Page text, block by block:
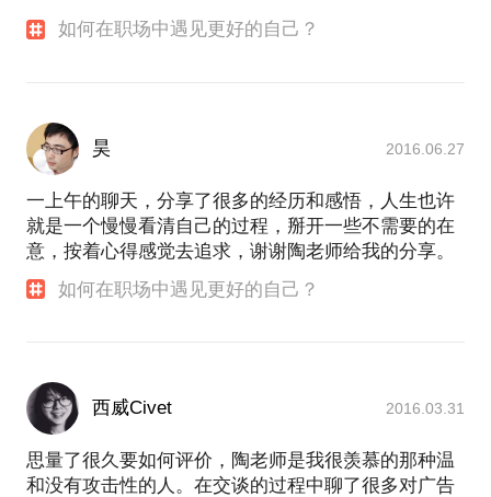
如何在职场中遇见更好的自己？
昊 2016.06.27
一上午的聊天，分享了很多的经历和感悟，人生也许
就是一个慢慢看清自己的过程，掰开一些不需要的在
意，按着心得感觉去追求，谢谢陶老师给我的分享。
如何在职场中遇见更好的自己？
西威Civet 2016.03.31
思量了很久要如何评价，陶老师是我很羡慕的那种温
和没有攻击性的人。在交谈的过程中聊了很多对广告